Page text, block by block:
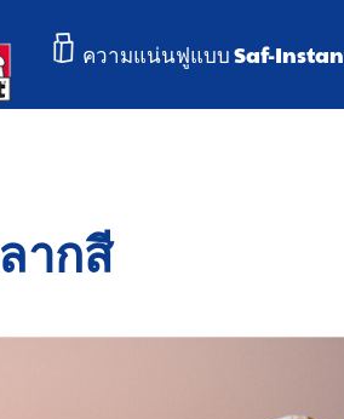
ความแน่นฟูแบบ Saf-
ากสี